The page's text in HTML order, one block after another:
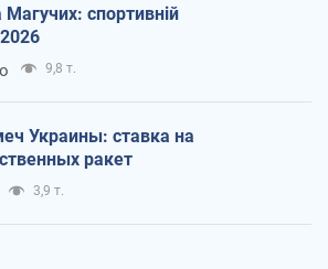
спортивній
9,8 т.
Украины: ставка на
ракет
3,9 т.